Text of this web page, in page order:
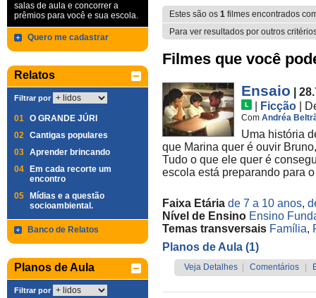
salas de aula e concorrer a
prêmios para você e sua escola.
Quero me cadastrar
Relatos
Filtrar por
01 O GRANDE JÚRI
02 Cantigas populares
03 Aprender brincando
04
Em cada recorte um
encontro
05
Mídias e a questão
socioambiental.
Banco de Relatos
Planos de Aula
Filtrar por
Estes são os 1 filmes encontrados
Para ver resultados por outros
Filmes que você
Ensaio
|
Ficção
Com Andréa
Uma história
que Marina quer é ouvir
Tudo o que ele quer é
escola está preparando para
Faixa Etária de 7 a 10 anos,
Nível de Ensino Ensino
Temas transversais Família,
Planos de Aula (1)
Veja Detalhes Comentários